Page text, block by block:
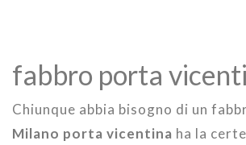
fabbro porta
Chiunque abbia bisogno di un
Milano porta vicentina ha la